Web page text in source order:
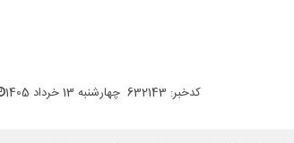
کدخبر: 632143 چهارشنبه 13 خرداد 1405